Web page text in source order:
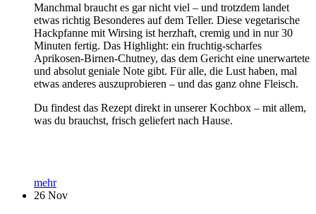
Manchmal braucht es gar nicht viel – und trotzdem landet
etwas richtig Besonderes auf dem Teller. Diese vegetarische
Hackpfanne mit Wirsing ist herzhaft, cremig und in nur 30
Minuten fertig. Das Highlight: ein fruchtig-scharfes
Aprikosen-Birnen-Chutney, das dem Gericht eine unerwartete
und absolut geniale Note gibt. Für alle, die Lust haben, mal
etwas anderes auszuprobieren – und das ganz ohne Fleisch.
Du findest das Rezept direkt in unserer Kochbox – mit allem,
was du brauchst, frisch geliefert nach Hause.
mehr
26 Nov